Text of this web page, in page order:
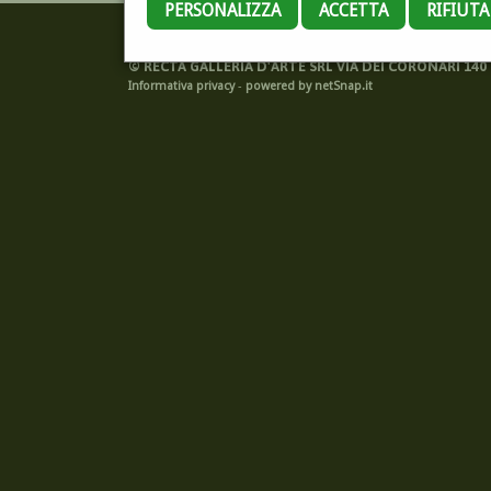
PERSONALIZZA ACCETTA
©RECTA GALLERIA D'ARTE SRL VIA DEI CORONARI
Informativa privacy- powered by netSnap.it